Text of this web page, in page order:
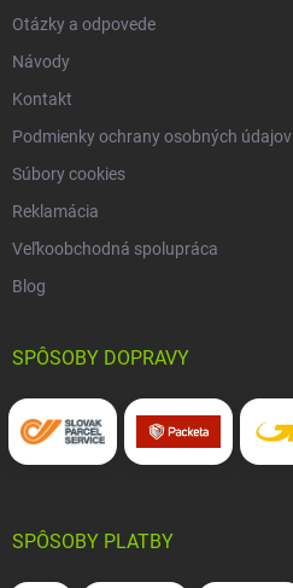
Otázky a odpovede
Návody
Kontakt
Podmienky ochrany osobných údajov
Súbory cookies
Reklamácia
Veľkoobchodná spolupráca
Blog
SPÔSOBY DOPRAVY
SPÔSOBY PLATBY